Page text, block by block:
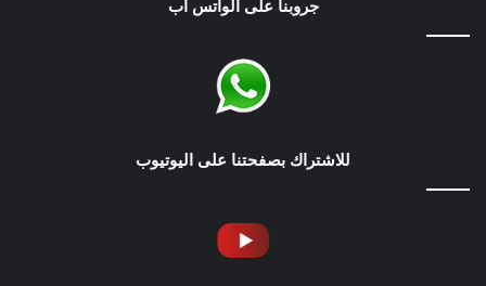
جروبنا على الواتس اب
للاشتراك بصفحتنا على اليوتيوب